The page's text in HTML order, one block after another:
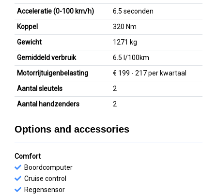
Acceleratie (0-100 km/h)
6.5 seconden
Koppel
320 Nm
Gewicht
1271 kg
Gemiddeld verbruik
6.5 l/100km
Motorrijtuigenbelasting
€ 199 - 217 per kwartaal
Aantal sleutels
2
Aantal handzenders
2
Options and accessories
Comfort
Boordcomputer
Cruise control
Regensensor